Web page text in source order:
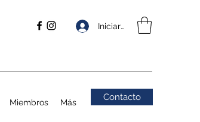
Iniciar sesión
Miembros Más Contacto